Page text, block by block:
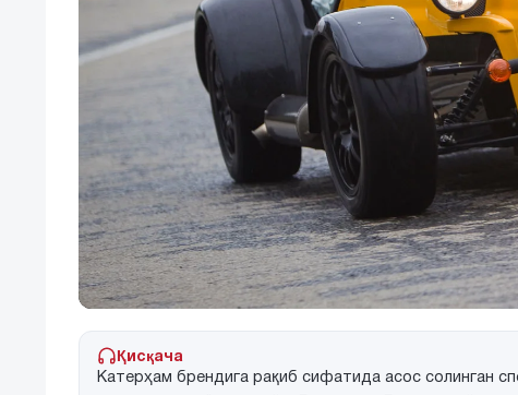
Қисқача
Катерҳам брендига рақиб сифатида асос солинган